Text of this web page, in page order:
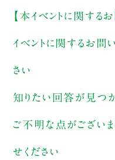
【本イベントに関する
イベントに関するお問
さい
知りたい回答が見つか
ご不明な点がござい
せください